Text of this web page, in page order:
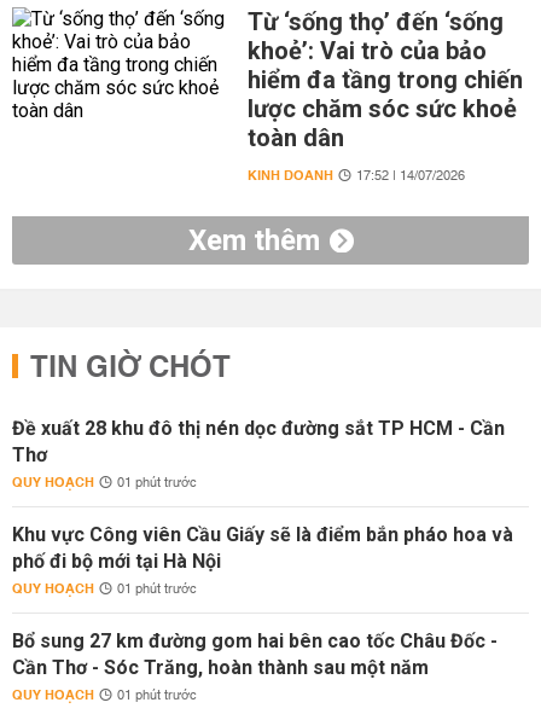
Từ ‘sống thọ’ đến ‘sống
khoẻ’: Vai trò của bảo
hiểm đa tầng trong chiến
lược chăm sóc sức khoẻ
toàn dân
KINH DOANH 17:52 | 14/07/2026
Xem thêm
TIN GIỜ CHÓT
Đề xuất 28 khu đô thị nén dọc đường sắt TP HCM - Cần
Thơ
QUY HOẠCH 01 phút trước
Khu vực Công viên Cầu Giấy sẽ là điểm bắn pháo hoa và
phố đi bộ mới tại Hà Nội
QUY HOẠCH 01 phút trước
Bổ sung 27 km đường gom hai bên cao tốc Châu Đốc -
Cần Thơ - Sóc Trăng, hoàn thành sau một năm
QUY HOẠCH 01 phút trước